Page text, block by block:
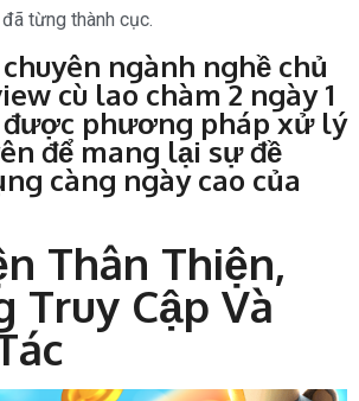
từng thành cục.
ngành nghề chủ
cù lao chàm 2 ngày 1
được phương pháp xử lý
để mang lại sự đề
càng ngày cao của
Thân Thiện,
Truy Cập Và